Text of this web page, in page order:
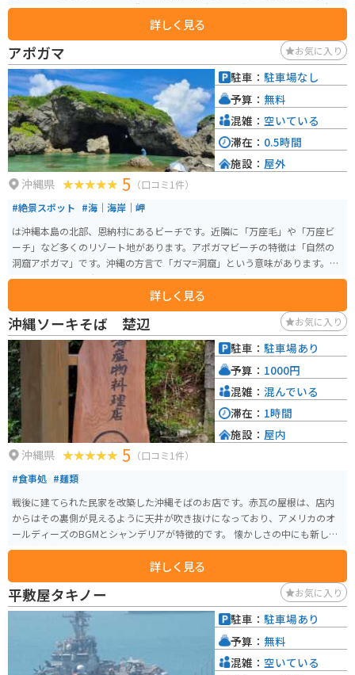
休日は混み合っています。市街地から近く、駐車場も広いため、気軽に沖縄
の綺麗な海を眺めることができます。詳しく見る
アポガマ お気に入り
沖縄県 5 （口コミ1件）
#絶景スポット #海｜海岸｜岬
は沖縄本島の北部、恩納村にあるビーチです。近隣に「万座毛」や「万座ビ
ーチ」など多くのリゾート地があります。アポガマビーチの特徴は「自然の
洞窟アポガマ」です。沖縄の方言で「ガマ=洞窟」という意味があります。海
岸の真ん中には巨大な洞窟がありその洞窟の中から外海も一望できます。ま
た、ダイビングやシュノーケリングの人気スポットでもあり、夕方にはキレ
イな夕日も拝めます。
詳しく見る
駐車： 駐車場なし
予算： 無料
混雑： 空いている
滞在： 0.5時間
施設： 屋外
沖縄ソーキそば 楚辺 お気に入り
沖縄県 5 （口コミ1件）
#食事処 #麺類
戦後に建てられた民家を改築した沖縄そばのお店です。赤瓦の屋根は、店内
からはその裏側が見えるように天井が吹き抜けになっており、アメリカのオ
ールディーズのBGMとシャンデリアが特徴的です。 懐かしさの中にも新しい
雰囲気の中で食べるそばは、あっさり味のスープで柔らかく煮込まれた肉と
の相性が抜群。定番の三枚肉の沖縄そばはもちろん、ソーキそば、てびちそ
ば等もあります。
詳しく見る
駐車： 駐車場あり
予算： 1000円
混雑： 混んでいる
滞在： 1時間
施設： 屋内
平敷屋タキノー お気に入り
駐車： 駐車場あり
予算： 無料
混雑： 空いている